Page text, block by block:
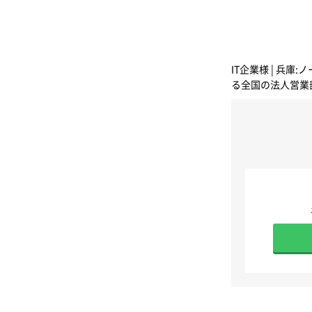
IT企業様 | 兵庫:
る全国の法人営